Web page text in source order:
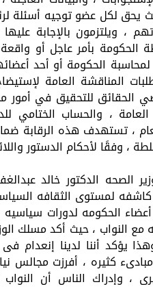
يحق لكل عضو توجيه أسئلة
ويلتزمون بالإجابة
الحكومة بأمر عاجل أو
الحكومة أو أحد
المناقشة العامة
الحقائق للتحقيق في
، والحساب الختامي
، تستهدف هذه الرقابة
، وفقًا لأحكام الدستور
الدكتور خالد
لمستوى الثقافه
الحكومه لدورات
النواب ، حيث أكد مسلك
أننا لدينا إنعدام فى
كثيره ، أفرزت مجالس
، وإدراك الناس أن